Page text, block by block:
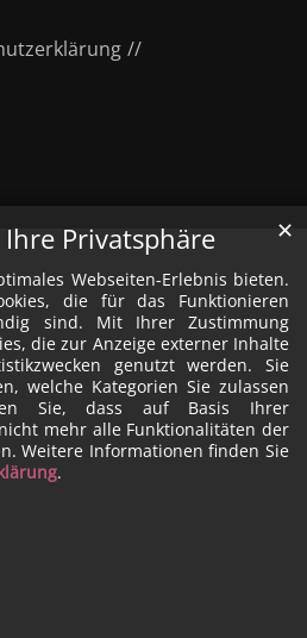
Privatsphäre
Webseiten-Erlebnis bieten.
die für das Funktionieren
sind. Mit Ihrer Zustimmung
die zur Anzeige externer Inhalte
genutzt werden. Sie
welche Kategorien Sie zulassen
Sie, dass auf Basis Ihrer
mehr alle Funktionalitäten der
Weitere Informationen finden Sie
.
✕